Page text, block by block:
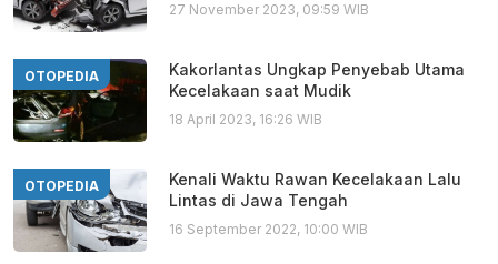
27 November 2023, 09:59 WIB
OTOPEDIA
Kakorlantas Ungkap Penyebab Utama
Kecelakaan saat Mudik
18 April 2023, 16:26 WIB
OTOPEDIA
Kenali Waktu Rawan Kecelakaan Lalu
Lintas di Jawa Tengah
16 September 2022, 10:00 WIB